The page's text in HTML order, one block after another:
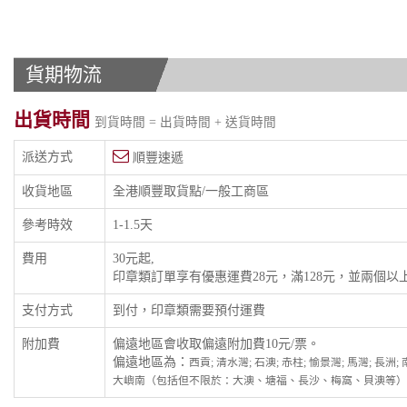
貨期物流
出貨時間 到貨時間 = 出貨時間 + 送貨時間
派送方式 順豐速遞
收貨地區 全港順豐取貨點/一般工商區
參考時效 1-1.5天
費用
30元起,
印章類訂單享有優惠運費28元，滿128元，並兩個
支付方式 到付，印章類需要預付運費
附加費
偏遠地區會收取偏遠附加費10元/票。
偏遠地區為： 西貢; 清水灣; 石澳; 赤柱; 愉景灣; 馬灣; 長洲;
大嶼南（包括但不限於：大澳、塘福、長沙、梅窩、貝澳等）